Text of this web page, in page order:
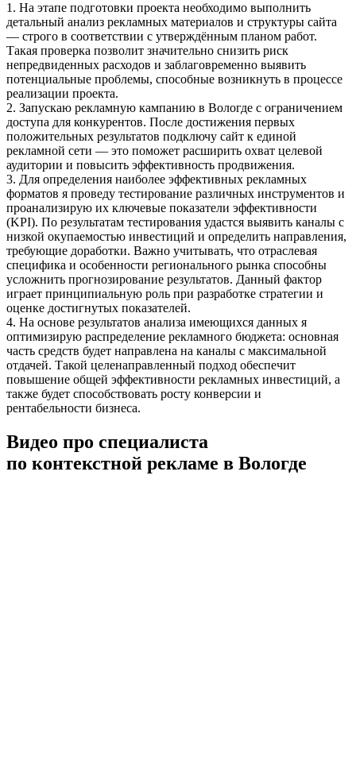
1. На этапе подготовки проекта необходимо выполнить
детальный анализ рекламных материалов и структуры сайта
— строго в соответствии с утверждённым планом работ.
Такая проверка позволит значительно снизить риск
непредвиденных расходов и заблаговременно выявить
потенциальные проблемы, способные возникнуть в процессе
реализации проекта.
2. Запускаю рекламную кампанию в Вологде с ограничением
доступа для конкурентов. После достижения первых
положительных результатов подключу сайт к единой
рекламной сети — это поможет расширить охват целевой
аудитории и повысить эффективность продвижения.
3. Для определения наиболее эффективных рекламных
форматов я проведу тестирование различных инструментов и
проанализирую их ключевые показатели эффективности
(KPI). По результатам тестирования удастся выявить каналы с
низкой окупаемостью инвестиций и определить направления,
требующие доработки. Важно учитывать, что отраслевая
специфика и особенности регионального рынка способны
усложнить прогнозирование результатов. Данный фактор
играет принципиальную роль при разработке стратегии и
оценке достигнутых показателей.
4. На основе результатов анализа имеющихся данных я
оптимизирую распределение рекламного бюджета: основная
часть средств будет направлена на каналы с максимальной
отдачей. Такой целенаправленный подход обеспечит
повышение общей эффективности рекламных инвестиций, а
также будет способствовать росту конверсии и
рентабельности бизнеса.
Видео про специалиста
по контекстной рекламе в Вологде